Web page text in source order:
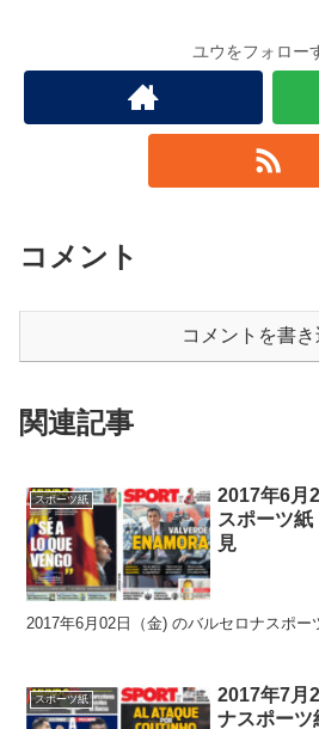
ユウをフォロー
コメント
コメントを書き
関連記事
スポーツ紙
2017年6月
スポーツ紙
見
2017年6月02日（金) のバルセロナスポー
スポーツ紙
2017年7月
ナスポーツ